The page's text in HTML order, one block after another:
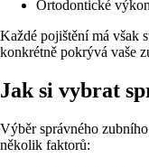
Ortodontické
Každé pojištění má však
konkrétně pokrývá vaše
Jak si vybrat
Výběr správného
několik faktorů: